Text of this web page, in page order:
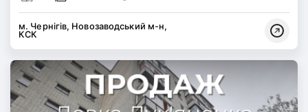
м. Чернігів, Новозаводський м-н,
КСК